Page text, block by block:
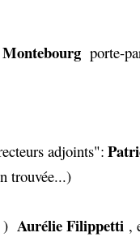
porte-
adjoints":
trouvée...)
) Aurélie Filippetti ,